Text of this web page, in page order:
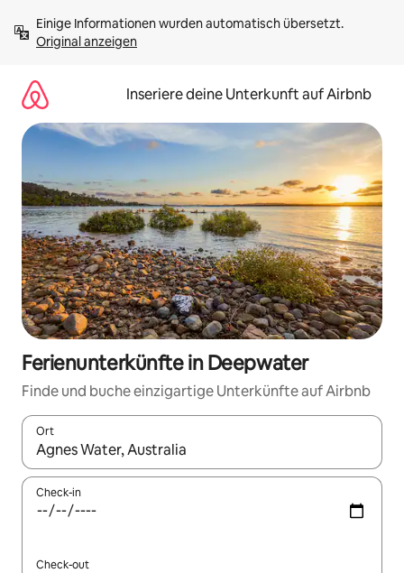
Inhalten
springenOriginal anzeigen
Inseriere deine Unterkunft auf Airbnb
Ferienunterkünfte in Deepwater
Finde und buche einzigartige Unterkünfte auf Airbnb
Ort
Wenn Ergebnisse verfügbar sind, navigiere mit den
Check-in
Check-out